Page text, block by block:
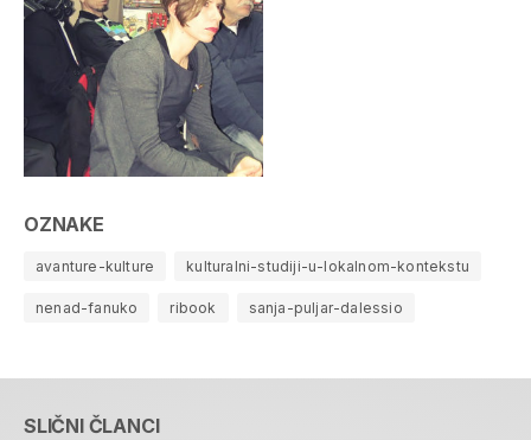
OZNAKE
avanture-kulture kulturalni-studiji-u-lokalnom-kontekstu
nenad-fanuko ribook sanja-puljar-dalessio
SLIČNI ČLANCI